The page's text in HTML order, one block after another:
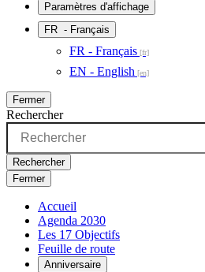
Paramètres d'affichage
FR - Français
FR - Français
EN - English
Fermer
Rechercher
Rechercher
Fermer
Accueil
Agenda 2030
Les 17 Objectifs
Feuille de route
Anniversaire